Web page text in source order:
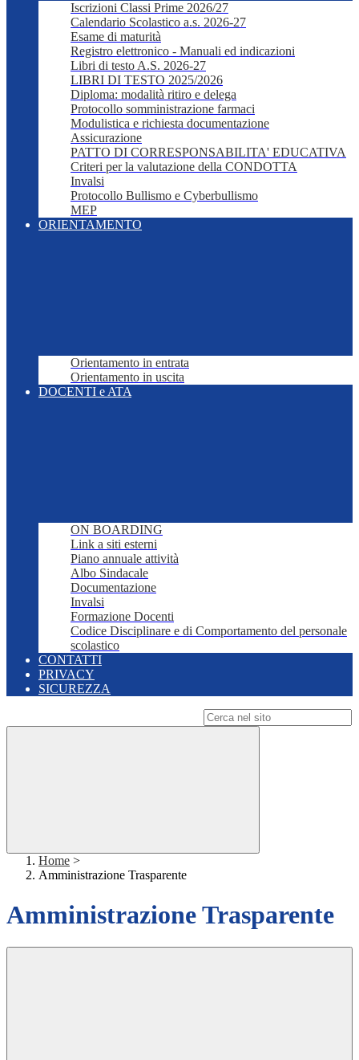
Iscrizioni Classi Prime 2026/27
Calendario Scolastico a.s. 2026-27
Esame di maturità
Registro elettronico - Manuali ed indicazioni
Libri di testo A.S. 2026-27
LIBRI DI TESTO 2025/2026
Diploma: modalità ritiro e delega
Protocollo somministrazione farmaci
Modulistica e richiesta documentazione
Assicurazione
PATTO DI CORRESPONSABILITA' EDUCATIVA
Criteri per la valutazione della CONDOTTA
Invalsi
Protocollo Bullismo e Cyberbullismo
MEP
ORIENTAMENTO
Orientamento in entrata
Orientamento in uscita
DOCENTI e ATA
ON BOARDING
Link a siti esterni
Piano annuale attività
Albo Sindacale
Documentazione
Invalsi
Formazione Docenti
Codice Disciplinare e di Comportamento del personale
scolastico
CONTATTI
PRIVACY
SICUREZZA
Home >
Amministrazione Trasparente
Amministrazione Trasparente